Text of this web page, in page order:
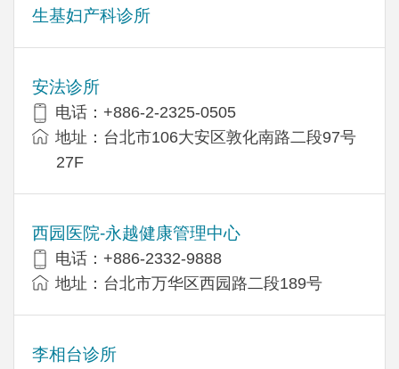
生基妇产科诊所
安法诊所
电话：+886-2-2325-0505
地址：台北市106大安区敦化南路二段97号
27F
西园医院-永越健康管理中心
电话：+886-2332-9888
地址：台北市万华区西园路二段189号
李相台诊所